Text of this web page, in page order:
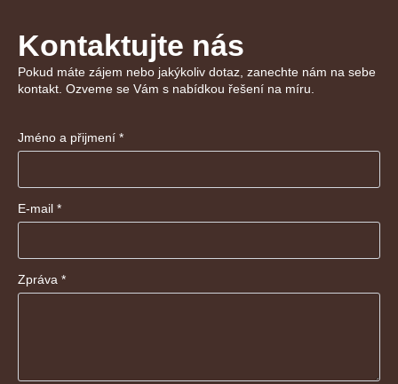
Kontaktujte nás
Pokud máte zájem nebo jakýkoliv dotaz, zanechte nám na sebe
kontakt. Ozveme se Vám s nabídkou řešení na míru.
Jméno a přijmení *
E-mail *
Zpráva *